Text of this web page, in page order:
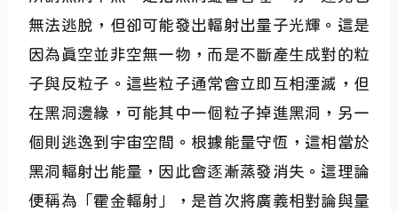
無法逃脫，但卻可能發出輻射出量子光輝。這是
因為真空並非空無一物，而是不斷產生成對的粒
子與反粒子。這些粒子通常會立即互相湮滅，但
在黑洞邊緣，可能其中一個粒子掉進黑洞，另一
個則逃逸到宇宙空間。根據能量守恆，這相當於
黑洞輻射出能量，因此會逐漸蒸發消失。這理論
便稱為「霍金輻射」，是首次將廣義相對論與量